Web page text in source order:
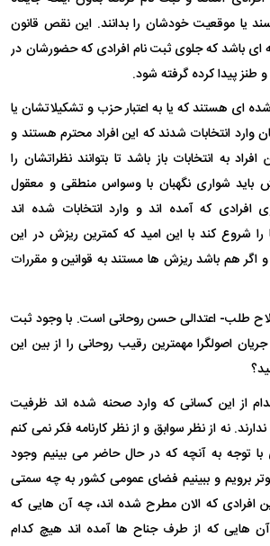
یا موقعیت خودشان را بدانند. این نقص قانون
ای باشد که جلوی ثبت نام افرادی که حضورشان در
طنز پیدا کرده گرفته شود.
ای هستند که یا به اعتبار حزب و تشکیلاتشان یا
وارد انتخابات شدند که این افراد محترم هستند و
به انتخابات باز باشد تا بتوانند نظراتشان را
باید شواری نگهبان با وسواس منطقی و معقول
که آمده اند و وارد انتخابات شده اند
شروع کند با این امید که کمترین ریزش در این
هم باشد ریزش ها مستند به قوانین و مقررات
طلب- اعتدالی حسن روحانی است. با وجود ثبت
اصولگرا مهمترین رقیب روحانی را از بین این
از این کسانی که وارد صحنه شده اند ظرفیت
نه از نظر سوابق و از نظر کارنامه فکر نمی کنم
توجه به آنچه که در حال حاضر می بینیم وجود
برویم و ببینیم فضای عمومی کشور به چه سمتی
افرادی که الان مطرح شده اند، چه آن هایی که
هایی که از طرف جناح ها آمده اند هیچ کدام